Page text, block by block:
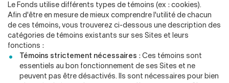
Le Fonds utilise différents types de témoins (ex : cookies).
Afin d'être en mesure de mieux comprendre l'utilité de chacun
de ces témoins, vous trouverez ci-dessous une description des
catégories de témoins existants sur ses Sites et leurs
fonctions :
Témoins strictement nécessaires : Ces témoins sont
essentiels au bon fonctionnement de ses Sites et ne
peuvent pas être désactivés. Ils sont nécessaires pour bien